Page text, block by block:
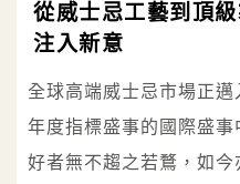
從威士忌工藝到頂
注入新意
全球高端威士忌市場正
年度指標盛事的國際盛
好者無不趨之若鶩，如